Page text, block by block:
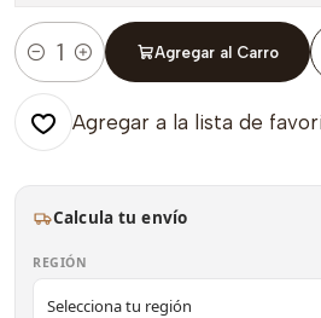
Cantidad
Agregar al Carro
Agregar a la lista de
Calcula tu envío
REGIÓN